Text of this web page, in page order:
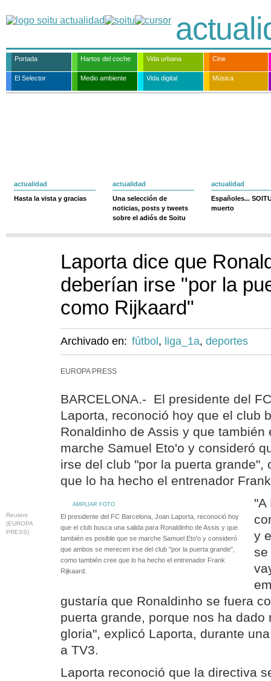
Portada Hartos del coche Vida urbana Cine
El Selector Medio ambiente Vida digital Música
actualidad
Hasta la vista y gracias
actualidad
Una selección de
noticias, posts y tweets
sobre el adiós de Soitu
actualidad
Españoles...
muerto
Laporta dice que
deberían irse "por la
como Rijkaard"
Archivado en: fútbol , liga_1a, deportes
EUROPA PRESS
BARCELONA.- El presidente del
Laporta, reconoció hoy que el club
Ronaldinho de Assis y que también
marche Samuel Eto'o y consideró
irse del club "por la puerta grande",
que lo ha hecho el entrenador
AMPLIAR FOTO
Reuters
(EUROPA
PRESS)
El presidente del FC Barcelona, Joan Laporta, reconoció hoy
que el club busca una salida para Ronaldinho de Assis y que
también es posible que se marche Samuel Eto'o y consideró
que ambos se merecen irse del club "por la puerta grande",
como también cree que lo ha hecho el entrenador Frank
Rijkaard.
"A
y
se
gustaría que Ronaldinho se fuera
puerta grande, porque nos ha dado
gloria", explicó Laporta, durante
a TV3.
Laporta reconoció que la directiva